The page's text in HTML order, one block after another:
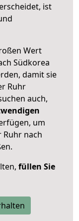
ist
Wert
Südkorea
damit sie
Ruhr
auch,
um
nach
füllen Sie